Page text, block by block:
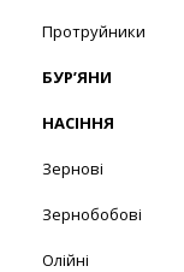
Протруйники
БУР’ЯНИ
НАСІННЯ
Зернові
Зернобобові
Олійні